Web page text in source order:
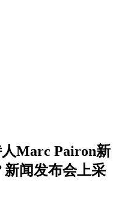
Marc Pairon新
新闻发布会上采